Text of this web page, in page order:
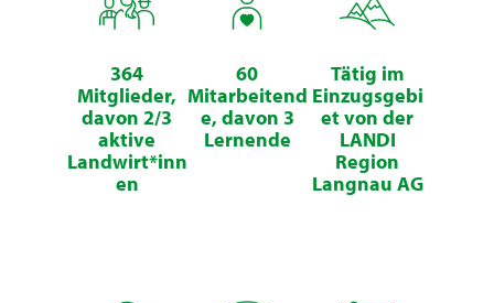
364
Mitglieder,
davon 2/3
aktive
Landwirt*inn
en
60
Mitarbeitend
e, davon 3
Lernende
Tätig im
Einzugsgebi
et von der
LANDI
Region
Langnau AG